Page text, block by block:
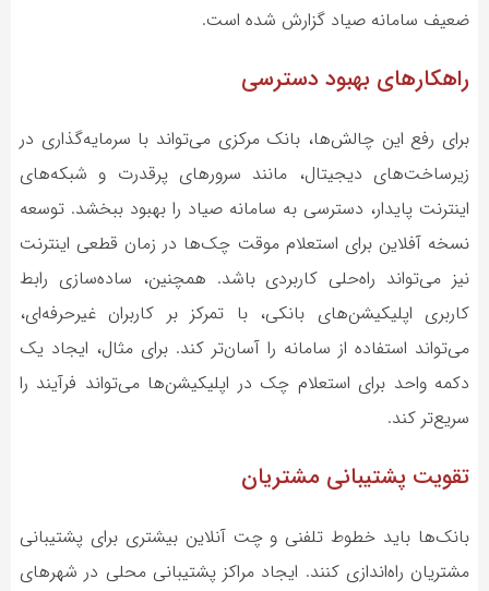
ضعیف سامانه صیاد گزارش شده است.
راهکارهای بهبود دسترسی
برای رفع این چالش‌ها، بانک مرکزی می‌تواند با سرمایه‌گذاری در
زیرساخت‌های دیجیتال، مانند سرورهای پرقدرت و شبکه‌های
اینترنت پایدار، دسترسی به سامانه صیاد را بهبود ببخشد. توسعه
نسخه آفلاین برای استعلام موقت چک‌ها در زمان قطعی اینترنت
نیز می‌تواند راه‌حلی کاربردی باشد. همچنین، ساده‌سازی رابط
کاربری اپلیکیشن‌های بانکی، با تمرکز بر کاربران غیرحرفه‌ای،
می‌تواند استفاده از سامانه را آسان‌تر کند. برای مثال، ایجاد یک
دکمه واحد برای استعلام چک در اپلیکیشن‌ها می‌تواند فرآیند را
سریع‌تر کند.
تقویت پشتیبانی مشتریان
بانک‌ها باید خطوط تلفنی و چت آنلاین بیشتری برای پشتیبانی
مشتریان راه‌اندازی کنند. ایجاد مراکز پشتیبانی محلی در شهرهای